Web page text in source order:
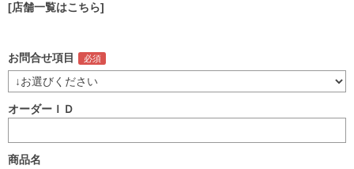
[店舗一覧はこちら]
お問合せ項目
オーダーＩＤ
商品名